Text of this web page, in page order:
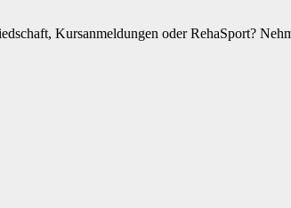
Kursanmeldungen oder RehaSport?